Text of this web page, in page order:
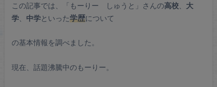
この記事では、「もーりー しゅうと」さんの高校、 大
学、 中学といった学歴について
の基本情報を調べました。
現在、話題沸騰中のもーりー。